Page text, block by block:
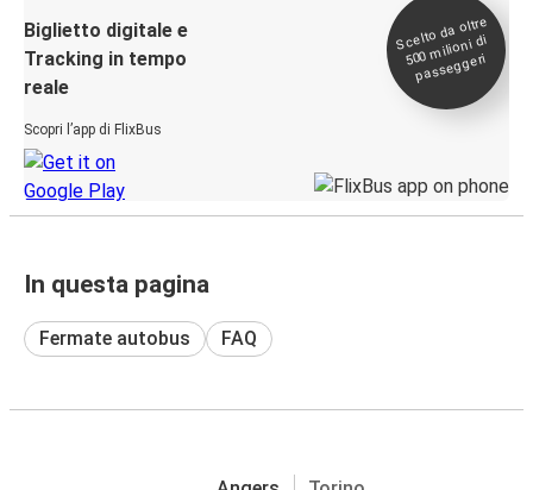
Biglietto digitale e
Tracking in tempo
reale
Scopri l’app di FlixBus
Scelto da oltre
500
milioni di
passeggeri
In questa pagina
Fermate autobus FAQ